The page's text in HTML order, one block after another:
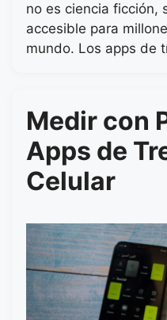
no es ciencia ficción,
accesible para
mundo. Los apps de
Medir con
Apps de
Celular